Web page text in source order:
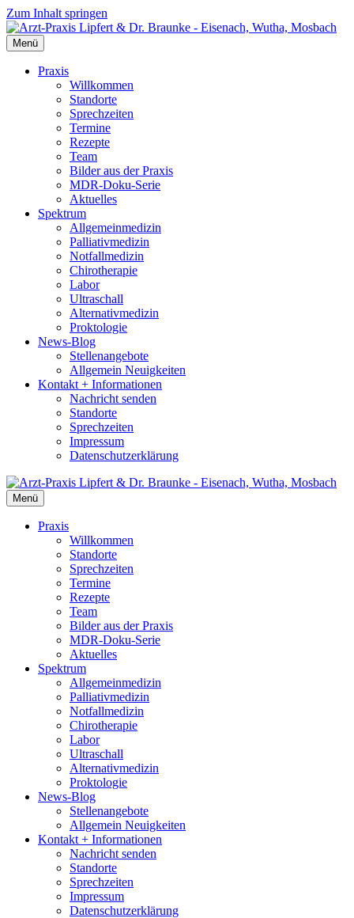
Zum Inhalt springen
Menü
Praxis
Willkommen
Standorte
Sprechzeiten
Termine
Rezepte
Team
Bilder aus der Praxis
MDR-Doku-Serie
Aktuelles
Spektrum
Allgemeinmedizin
Palliativmedizin
Notfallmedizin
Chirotherapie
Labor
Ultraschall
Alternativmedizin
Proktologie
News-Blog
Stellenangebote
Allgemein Neuigkeiten
Kontakt + Informationen
Nachricht senden
Standorte
Sprechzeiten
Impressum
Datenschutzerklärung
Menü
Praxis
Willkommen
Standorte
Sprechzeiten
Termine
Rezepte
Team
Bilder aus der Praxis
MDR-Doku-Serie
Aktuelles
Spektrum
Allgemeinmedizin
Palliativmedizin
Notfallmedizin
Chirotherapie
Labor
Ultraschall
Alternativmedizin
Proktologie
News-Blog
Stellenangebote
Allgemein Neuigkeiten
Kontakt + Informationen
Nachricht senden
Standorte
Sprechzeiten
Impressum
Datenschutzerklärung